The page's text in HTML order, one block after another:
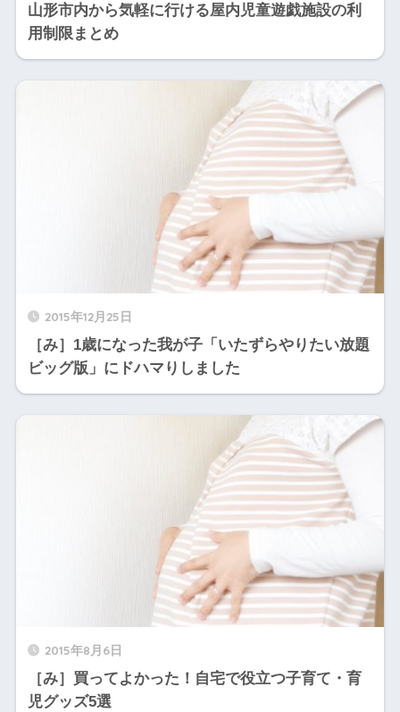
山形市内から気軽に行ける屋内児童遊戯施設の利
用制限まとめ
2015年12月25日
［み］1歳になった我が子「いたずらやりたい放題
ビッグ版」にドハマりしました
2015年8月6日
［み］買ってよかった！自宅で役立つ子育て・育
児グッズ5選